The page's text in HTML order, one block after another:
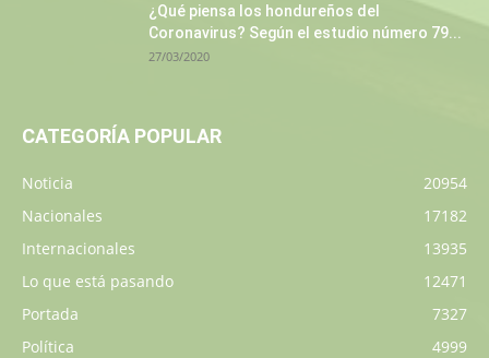
¿Qué piensa los hondureños del
Coronavirus? Según el estudio número 79...
27/03/2020
CATEGORÍA POPULAR
Noticia
20954
Nacionales
17182
Internacionales
13935
Lo que está pasando
12471
Portada
7327
Política
4999